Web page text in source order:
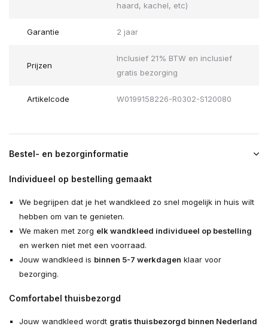
haard, kachel, etc)
Garantie 2 jaar
Prijzen
Inclusief 21% BTW en inclusief
gratis bezorging
Artikelcode W0199158226-R0302-S120080
Bestel- en bezorginformatie
Individueel op bestelling gemaakt
We begrijpen dat je het wandkleed zo snel mogelijk in huis wilt
hebben om van te genieten.
We maken met zorg elk wandkleed individueel op bestelling
en werken niet met een voorraad.
Jouw wandkleed is binnen 5-7 werkdagen klaar voor
bezorging.
Comfortabel thuisbezorgd
Jouw wandkleed wordt gratis thuisbezorgd binnen Nederland